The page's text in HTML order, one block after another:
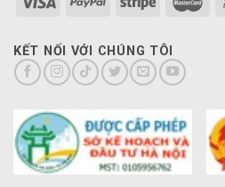
KẾT NỐI VỚI CHÚNG TÔI